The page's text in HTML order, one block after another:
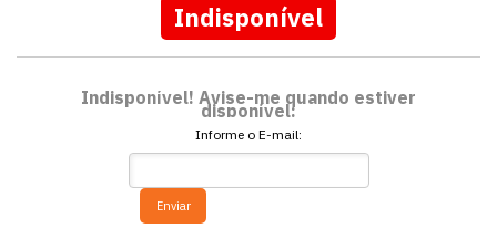
Indisponível
Indisponível! Avise-me quando estiver
disponível:
Informe o E-mail:
Enviar